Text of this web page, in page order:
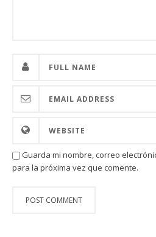
Guarda mi nombre, correo
para la próxima vez que comente.